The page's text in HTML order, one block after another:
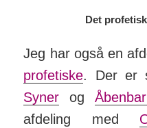
Det
Jeg har også en
profetiske. Der er
Syner og
afdeling med